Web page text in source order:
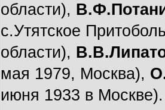
области),
с.Утятское
области),
мая 1979, Москва),
июня 1933 в Москве).